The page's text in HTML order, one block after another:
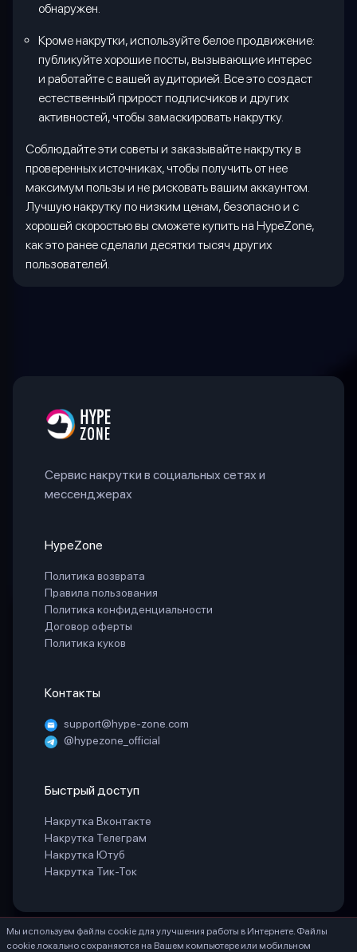
обнаружен.
Кроме накрутки, используйте белое продвижение:
публикуйте хорошие посты, вызывающие интерес
и работайте с вашей аудиторией. Все это создаст
естественный прирост подписчиков и других
активностей, чтобы замаскировать накрутку.
Соблюдайте эти советы и заказывайте накрутку в
проверенных источниках, чтобы получить от нее
максимум пользы и не рисковать вашим аккаунтом.
Лучшую накрутку по низким ценам, безопасно и с
хорошей скоростью вы сможете купить на HypeZone,
как это ранее сделали десятки тысяч других
пользователей.
Мы используем файлы cookie для улучшения работы в Интернете. Файлы
cookie локально сохраняются на Вашем компьютере или мобильном
Сервис накрутки в социальных сетях и
мессенджерах
HypeZone
Политика возврата
Правила пользования
Политика конфиденциальности
Договор оферты
Политика куков
Контакты
support@hype-zone.com
@hypezone_official
Быстрый доступ
Накрутка Вконтакте
Накрутка Телеграм
Накрутка Ютуб
Накрутка Тик-Ток
© 2025 «HypeZone». Все права защищены.
ИП БЕЛАЯ СВЕТЛАНА ГЕННАДИЕВНА ИНН 771888066530 ОГРНИП